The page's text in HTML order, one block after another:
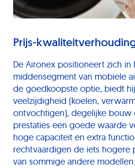
Prijs-
De Aironex positioneert zich in
middensegment van mobiele
de goedkoopste optie, biedt
veelzijdigheid (koelen,
ontvochtigen), degelijke bouw
prestaties een goede waarde
hoge capaciteit en extra
rechtvaardigen de iets hogere
van sommige andere modellen.